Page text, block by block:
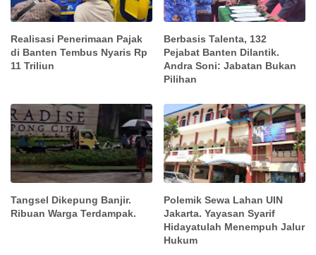
Realisasi Penerimaan Pajak
di Banten Tembus Nyaris Rp
11 Triliun
Berbasis Talenta, 132
Pejabat Banten Dilantik.
Andra Soni: Jabatan Bukan
Pilihan
Tangsel Dikepung Banjir.
Ribuan Warga Terdampak.
Polemik Sewa Lahan UIN
Jakarta. Yayasan Syarif
Hidayatulah Menempuh Jalur
Hukum